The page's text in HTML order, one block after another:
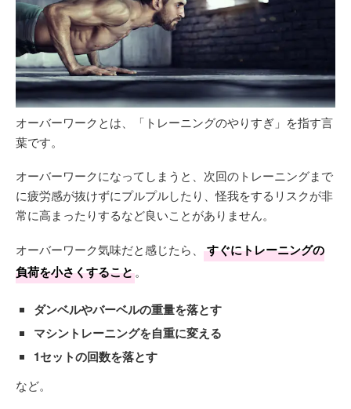
オーバーワークとは、「トレーニングのやりすぎ」を指す言
葉です。
オーバーワークになってしまうと、次回のトレーニングまで
に疲労感が抜けずにプルプルしたり、怪我をするリスクが非
常に高まったりするなど良いことがありません。
オーバーワーク気味だと感じたら、
すぐにトレーニングの
負荷を小さくすること。
ダンベルやバーベルの重量を落とす
マシントレーニングを自重に変える
1セットの回数を落とす
など。